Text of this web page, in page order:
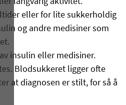
eller for lite sukkerholdig
og andre medisiner som
insulin eller medisiner.
Blodsukkeret ligger ofte
at diagnosen er stilt, for så å